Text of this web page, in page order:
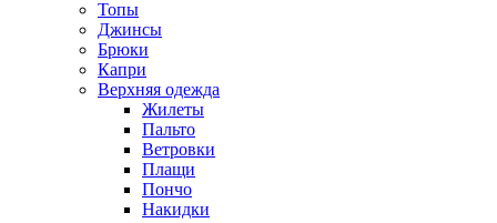
Топы
Джинсы
Брюки
Капри
Верхняя одежда
Жилеты
Пальто
Ветровки
Плащи
Пончо
Накидки